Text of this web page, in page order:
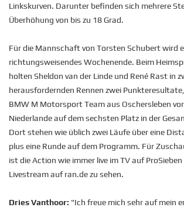
Linkskurven. Darunter befinden sich mehrere
Überhöhung von bis zu 18 Grad.
Für die Mannschaft von Torsten Schubert wird
richtungsweisendes Wochenende. Beim
holten Sheldon van der Linde und René Rast in
herausfordernden Rennen zwei
BMW M Motorsport Team aus Oschersleben vor
Niederlande auf dem sechsten Platz in der
Dort stehen wie üblich zwei Läufe über eine
plus eine Runde auf dem Programm. Für
ist die Action wie immer live im TV auf
Livestream auf ran.de zu sehen.
Dries Vanthoor: "Ich freue mich sehr auf mein